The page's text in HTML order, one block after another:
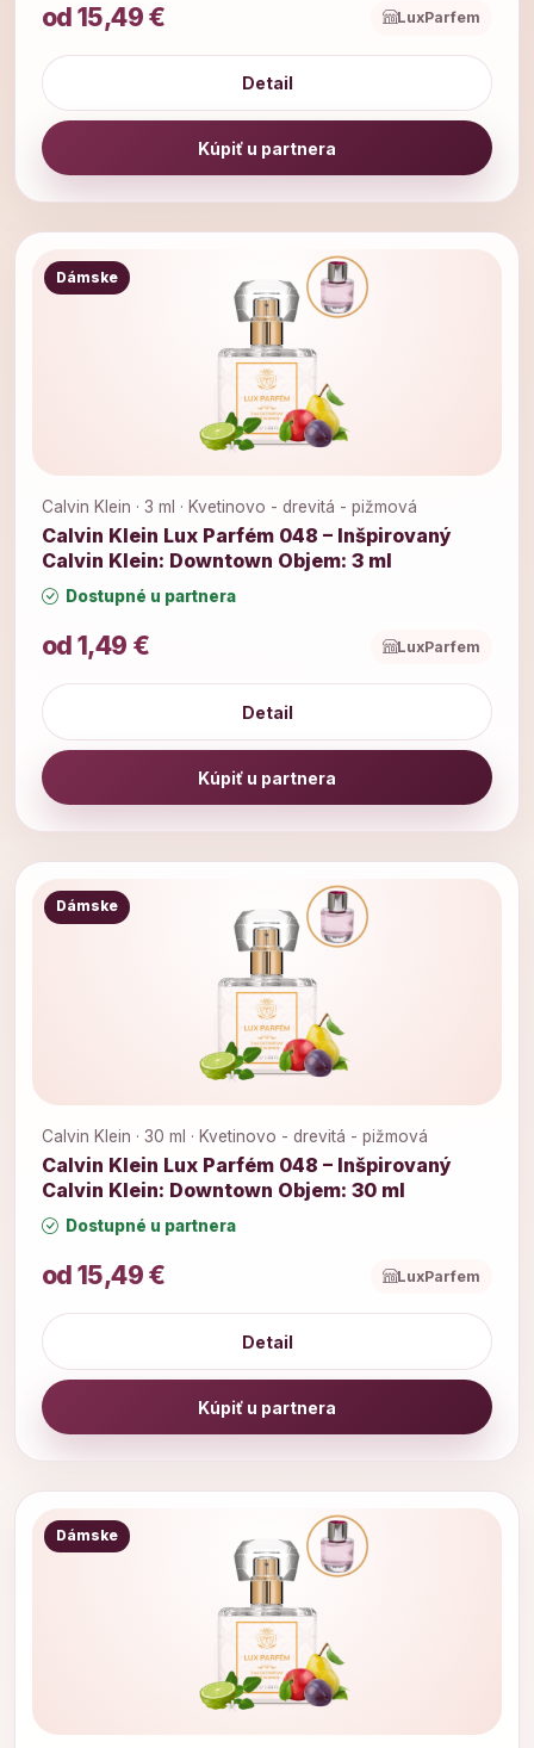
od 15,49 € LuxParfem
Detail
Kúpiť u partnera
Dámske
Calvin Klein · 3 ml · Kvetinovo - drevitá - pižmová
Calvin Klein Lux Parfém 048 – Inšpirovaný
Calvin Klein: Downtown Objem: 3 ml
Dostupné u partnera
od 1,49 € LuxParfem
Detail
Kúpiť u partnera
Dámske
Calvin Klein · 30 ml · Kvetinovo - drevitá - pižmová
Calvin Klein Lux Parfém 048 – Inšpirovaný
Calvin Klein: Downtown Objem: 30 ml
Dostupné u partnera
od 15,49 € LuxParfem
Detail
Kúpiť u partnera
Dámske